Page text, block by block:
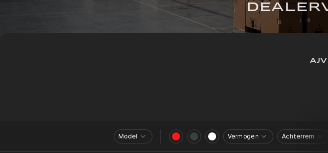
Model Vermogen Achterrem